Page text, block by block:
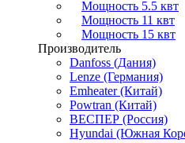
Мощность 5.5 квт
Мощность 11 квт
Мощность 15 квт
Производитель
Danfoss (Дания)
Lenze (Германия)
Emheater (Китай)
Powtran (Китай)
ВЕСПЕР (Россия)
Hyundai (Южная